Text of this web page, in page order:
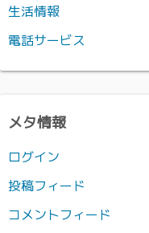
生活情報
電話サービス
メタ情報
ログイン
投稿フィード
コメントフィード